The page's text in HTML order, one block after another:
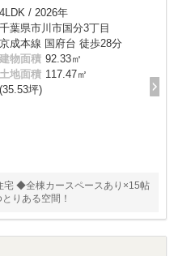
4LDK / 2026年
千葉県市川市国分3丁目
京成本線 国府台 徒歩28分
建物面積 92.33㎡
土地面積 117.47㎡
(35.53坪)
◆全棟カースペースあり×15帖
りある空間！